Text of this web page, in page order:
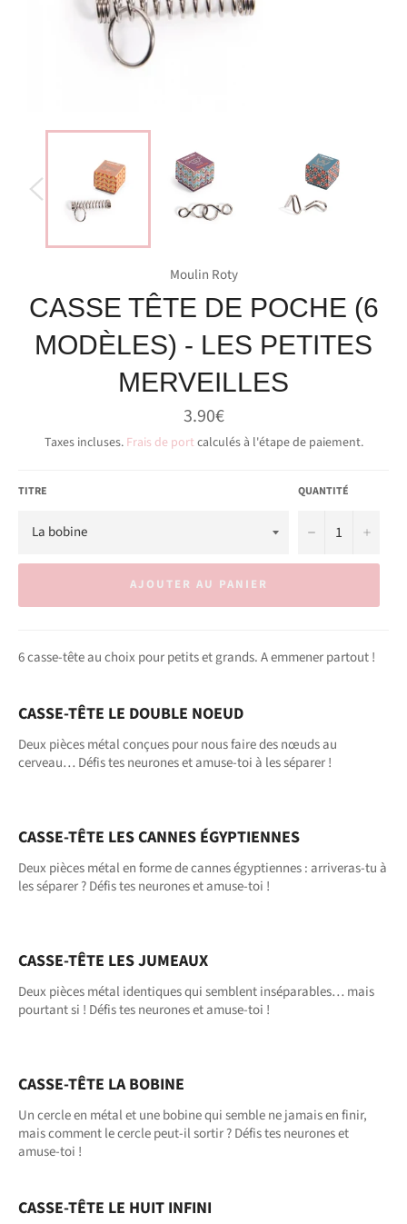
Moulin Roty
CASSE TÊTE DE POCHE (6
MODÈLES) - LES PETITES
MERVEILLES
Prix
régulier
3.90€
Taxes incluses. Frais de portcalculés à l'étape de paiement.
TITRE QUANTITÉ
− +
AJOUTER AU PANIER
6 casse-tête au choix pour petits et grands. A emmener partout !
CASSE-TÊTE LE DOUBLE NOEUD
Deux pièces métal conçues pour nous faire des nœuds au
cerveau… Défis tes neurones et amuse-toi à les séparer !
CASSE-TÊTE LES CANNES ÉGYPTIENNES
Deux pièces métal en forme de cannes égyptiennes : arriveras-tu à
les séparer ? Défis tes neurones et amuse-toi !
CASSE-TÊTE LES JUMEAUX
Deux pièces métal identiques qui semblent inséparables… mais
pourtant si ! Défis tes neurones et amuse-toi !
CASSE-TÊTE LA BOBINE
Un cercle en métal et une bobine qui semble ne jamais en finir,
mais comment le cercle peut-il sortir ? Défis tes neurones et
amuse-toi !
CASSE-TÊTE LE HUIT INFINI